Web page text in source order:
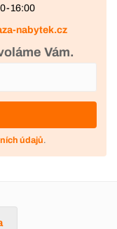
16:00
nabytek.cz
Vám.
údajů.